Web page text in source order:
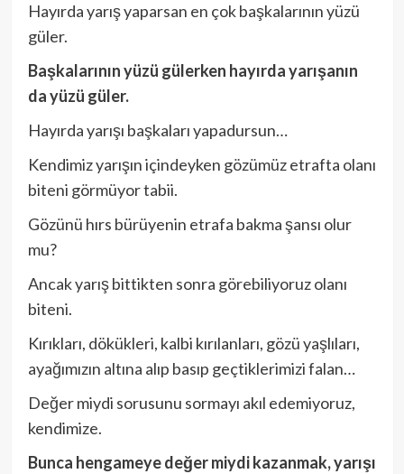
Hayırda yarış yaparsan en çok başkalarının yüzü
güler.
Başkalarının yüzü gülerken hayırda yarışanın
da yüzü güler.
Hayırda yarışı başkaları yapadursun…
Kendimiz yarışın içindeyken gözümüz etrafta olanı
biteni görmüyor tabii.
Gözünü hırs bürüyenin etrafa bakma şansı olur
mu?
Ancak yarış bittikten sonra görebiliyoruz olanı
biteni.
Kırıkları, dökükleri, kalbi kırılanları, gözü yaşlıları,
ayağımızın altına alıp basıp geçtiklerimizi falan…
Değer miydi sorusunu sormayı akıl edemiyoruz,
kendimize.
Bunca hengameye değer miydi kazanmak, yarışı